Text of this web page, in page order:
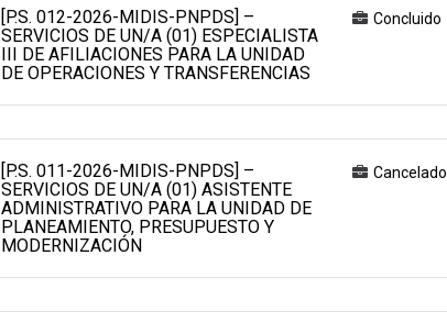
[P.S. 012-2026-MIDIS-PNPDS] –
SERVICIOS DE UN/A (01) ESPECIALISTA
III DE AFILIACIONES PARA LA UNIDAD
DE OPERACIONES Y TRANSFERENCIAS
Concluido
[P.S. 011-2026-MIDIS-PNPDS] –
SERVICIOS DE UN/A (01) ASISTENTE
ADMINISTRATIVO PARA LA UNIDAD DE
PLANEAMIENTO, PRESUPUESTO Y
MODERNIZACIÓN
Cancelado